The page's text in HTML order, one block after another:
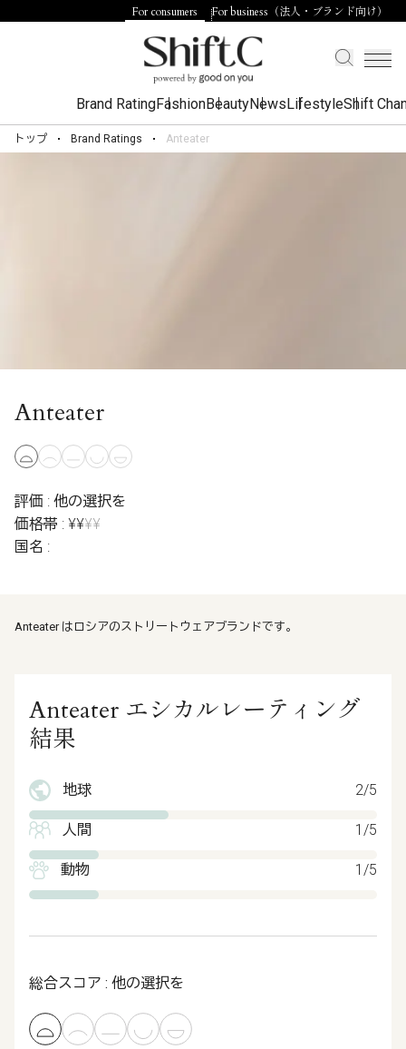
For consumers For business（法人・ブランド向け）
Brand RatingFashionBeautyNewsLifestyleShift
トップ Brand Ratings Anteater
Anteater
評価 : 他の選択を
価格帯 : ¥¥¥¥
国名 :
Anteater はロシアのストリートウェアブランドです。
Anteater エシカルレーティング
結果
地球 2/5
人間 1/5
動物 1/5
総合スコア : 他の選択を